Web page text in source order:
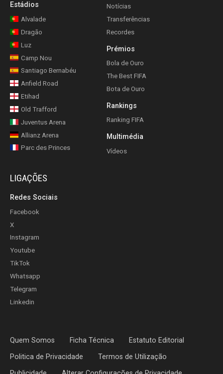
Estádios
Alvalade
Dragão
Luz
Camp Nou
Santiago Bernabéu
Anfield Road
Etihad
Old Trafford
Juventus Arena
Allianz Arena
Parc des Princes
Notícias
Transferências
Recordes
Prémios
Bola de Ouro
The Best FIFA
Bota de Ouro
Rankings
Ranking FIFA
Multimédia
Vídeos
LIGAÇÕES
Redes Sociais
Facebook
X
Instagram
Youtube
TikTok
Whatsapp
Telegram
Linkedin
Quem Somos Ficha Técnica Estatuto Editorial
Politica de Privacidade Termos de Utilização